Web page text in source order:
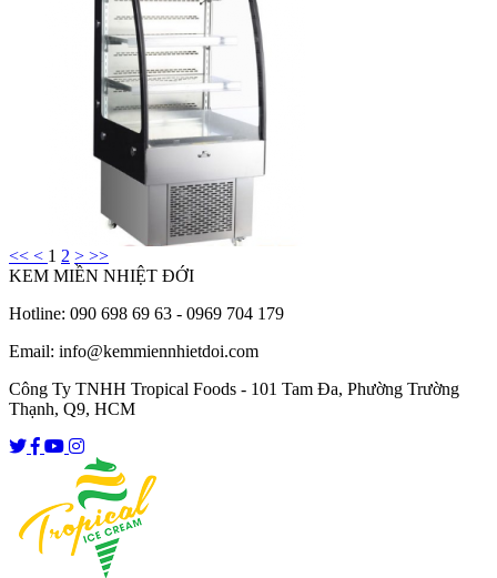
<< < 1 2 > >>
KEM MIỀN NHIỆT ĐỚI
Hotline: 090 698 69 63 - 0969 704 179
Email: info@kemmiennhietdoi.com
Công Ty TNHH Tropical Foods - 101 Tam Đa, Phường Trường
Thạnh, Q9, HCM